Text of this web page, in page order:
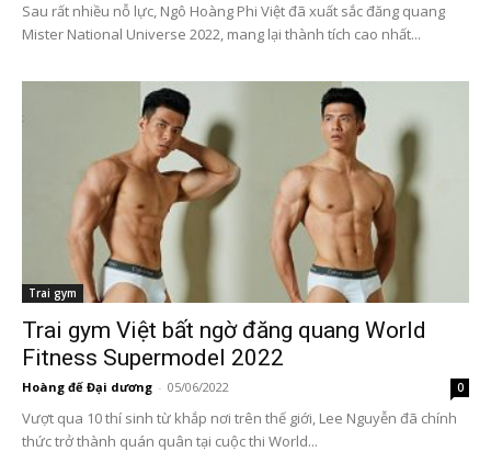
Sau rất nhiều nỗ lực, Ngô Hoàng Phi Việt đã xuất sắc đăng quang
Mister National Universe 2022, mang lại thành tích cao nhất...
Trai gym
Trai gym Việt bất ngờ đăng quang World
Fitness Supermodel 2022
Hoàng đế Đại dương - 05/06/2022 0
Vượt qua 10 thí sinh từ khắp nơi trên thế giới, Lee Nguyễn đã chính
thức trở thành quán quân tại cuộc thi World...